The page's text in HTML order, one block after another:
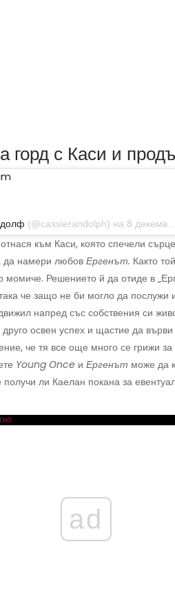
горд с Каси и
(@cassierandolph) на 8 декември 2013 г. в 20:13 ч. PST
към Каси, която спечели
да намери любов Ергенът. Както
момиче. Решението й да отиде в
че защо не би могло да послужи
напред със собствения си
освен успех и щастие да върви
че тя все още много се грижи
Young Once и Ергенът може да
ли Каелан покана за
ad